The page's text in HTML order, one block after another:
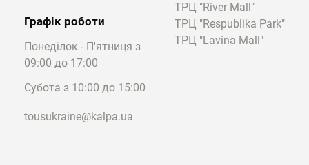
Графік роботи
Понеділок - П'ятниця з
09:00 до 17:00
Субота з 10:00 до 15:00
tousukraine@kalpa.ua
ТРЦ "River Mall"
ТРЦ "Respublika Park"
ТРЦ "Lavina Mall"